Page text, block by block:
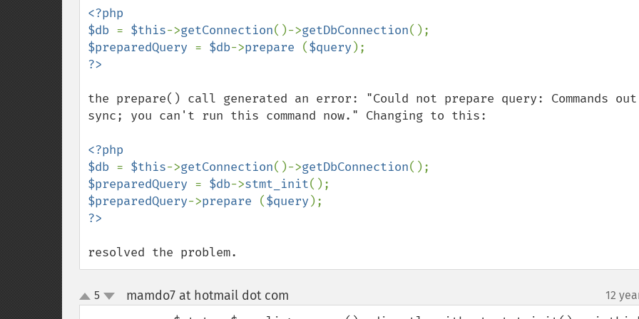
<?php
$db = $this->getConnection()->getDbConnection
$preparedQuery = $db->prepare ($query
the prepare() call generated an error: "Could not prepare query: Commands
sync; you can't run this command now." Changing to this:
<?php
$db = $this->getConnection()->getDbConnection
$preparedQuery = $db->stmt_init
$preparedQuery->prepare ($query
resolved the problem.
up
down
5 mamdo7 at hotmail dot com 12